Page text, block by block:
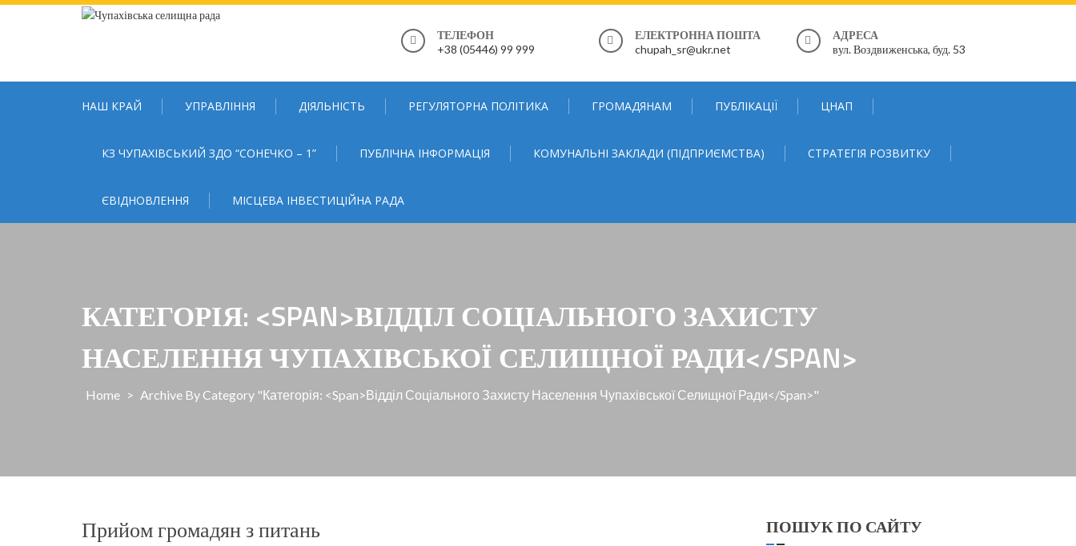
Skip
ТЕЛЕФОН
+38 (05446) 99 999
ЕЛЕКТРОННА ПОШТА
chupah_sr@ukr.net
АДРЕСА
вул. Воздвиженська, буд. 53
НАШ КРАЙ УПРАВЛІННЯ ДІЯЛЬНІСТЬ РЕГУЛЯТОРНА ПОЛІТИКА ГРОМАДЯНАМ ПУБЛІКАЦІЇ ЦНАП
КЗ ЧУПАХІВСЬКИЙ ЗДО “СОНЕЧКО – 1” ПУБЛІЧНА ІНФОРМАЦІЯ КОМУНАЛЬНІ ЗАКЛАДИ (ПІДПРИЄМСТВА) СТРАТЕГІЯ РОЗВИТКУ
ЄВІДНОВЛЕННЯ МІСЦЕВА ІНВЕСТИЦІЙНА РАДА
КАТЕГОРІЯ: <SPAN>ВІДДІЛ СОЦІАЛЬНОГО ЗАХИСТУ
НАСЕЛЕННЯ ЧУПАХІВСЬКОЇ СЕЛИЩНОЇ РАДИ</SPAN>
Home > Archive By Category "Категорія: <span>Відділ Соціального Захисту Населення Чупахівської Селищної Ради</span>"
Прийом громадян з питань ПОШУК ПО САЙТУ